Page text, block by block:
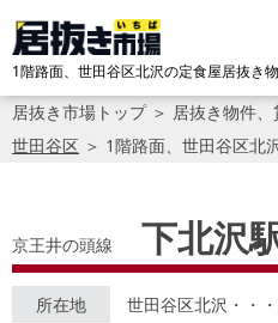
1階路面、世田谷区北沢の定食屋居抜き
居抜き市場トップ＞ 居抜き物件
世田谷区 ＞ 1階路面、世田谷区北
京王井の頭線 下北沢
所在地 世田谷区北沢・・